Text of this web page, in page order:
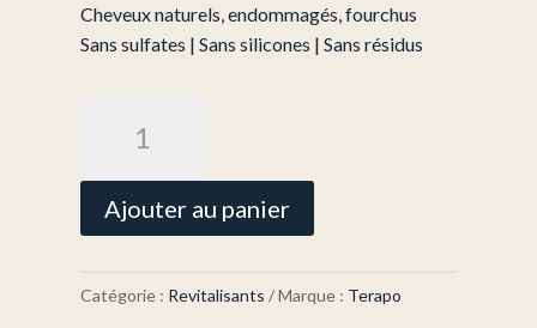
Cheveux naturels, endommagés, fourchus
Sans sulfates | Sans silicones | Sans résidus
Révitol
Ajouter au panier
Catégorie : Revitalisants Marque : Terapo